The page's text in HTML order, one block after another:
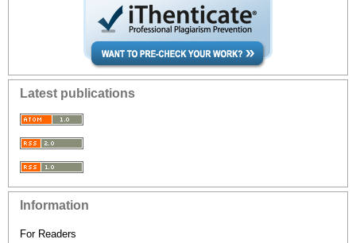
Latest publications
Information
For Readers